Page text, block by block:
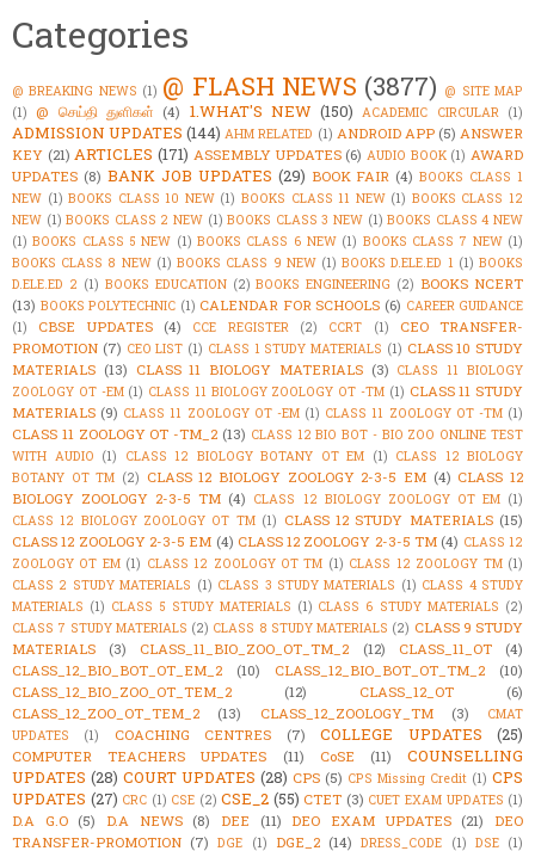
Categories
@ BREAKING NEWS (1) @ FLASH NEWS (3877) @ SITE MAP
(1) @ செய்தி துளிகள் (4) 1.WHAT'S NEW (150) ACADEMIC CIRCULAR (1)
ADMISSION UPDATES (144) AHM RELATED (1) ANDROID APP (5) ANSWER
KEY (21) ARTICLES (171) ASSEMBLY UPDATES (6) AUDIO BOOK (1) AWARD
UPDATES (8) BANK JOB UPDATES (29) BOOK FAIR (4) BOOKS CLASS 1
NEW (1) BOOKS CLASS 10 NEW (1) BOOKS CLASS 11 NEW (1) BOOKS CLASS 12
NEW (1) BOOKS CLASS 2 NEW (1) BOOKS CLASS 3 NEW (1) BOOKS CLASS 4 NEW
(1) BOOKS CLASS 5 NEW (1) BOOKS CLASS 6 NEW (1) BOOKS CLASS 7 NEW (1)
BOOKS CLASS 8 NEW (1) BOOKS CLASS 9 NEW (1) BOOKS D.ELE.ED 1 (1) BOOKS
D.ELE.ED 2 (1) BOOKS EDUCATION (2) BOOKS ENGINEERING (2) BOOKS NCERT
(13) BOOKS POLYTECHNIC (1) CALENDAR FOR SCHOOLS (6) CAREER GUIDANCE
(1)
CBSE UPDATES (4) CCE REGISTER (2) CCRT (1)
CEO TRANSFER-
PROMOTION (7) CEO LIST (1) CLASS 1 STUDY MATERIALS (1) CLASS 10 STUDY
MATERIALS (13) CLASS 11 BIOLOGY MATERIALS (3) CLASS 11 BIOLOGY
ZOOLOGY OT -EM (1) CLASS 11 BIOLOGY ZOOLOGY OT -TM (1) CLASS 11 STUDY
MATERIALS (9) CLASS 11 ZOOLOGY OT -EM (1) CLASS 11 ZOOLOGY OT -TM (1)
CLASS 11 ZOOLOGY OT -TM_2 (13) CLASS 12 BIO BOT - BIO ZOO ONLINE TEST
WITH AUDIO (1) CLASS 12 BIOLOGY BOTANY OT EM (1) CLASS 12 BIOLOGY
BOTANY OT TM (2) CLASS 12 BIOLOGY ZOOLOGY 2-3-5 EM (4) CLASS 12
BIOLOGY ZOOLOGY 2-3-5 TM (4) CLASS 12 BIOLOGY ZOOLOGY OT EM (1)
CLASS 12 BIOLOGY ZOOLOGY OT TM (1) CLASS 12 STUDY MATERIALS (15)
CLASS 12 ZOOLOGY 2-3-5 EM (4) CLASS 12 ZOOLOGY 2-3-5 TM (4) CLASS 12
ZOOLOGY OT EM (1) CLASS 12 ZOOLOGY OT TM (1) CLASS 12 ZOOLOGY TM (1)
CLASS 2 STUDY MATERIALS (1) CLASS 3 STUDY MATERIALS (1) CLASS 4 STUDY
MATERIALS (1) CLASS 5 STUDY MATERIALS (1) CLASS 6 STUDY MATERIALS (2)
CLASS 7 STUDY MATERIALS (2) CLASS 8 STUDY MATERIALS (2) CLASS 9 STUDY
MATERIALS
(3) CLASS_11_BIO_ZOO_OT_TM_2 (12) CLASS_11_OT
(4)
CLASS_12_BIO_BOT_OT_EM_2
(10) CLASS_12_BIO_BOT_OT_TM_2
(10)
CLASS_12_BIO_ZOO_OT_TEM_2
(12) CLASS_12_OT
(6)
CLASS_12_ZOO_OT_TEM_2
(13) CLASS_12_ZOOLOGY_TM (3)
CMAT
UPDATES
(1) COACHING CENTRES (7) COLLEGE UPDATES (25)
COMPUTER TEACHERS UPDATES (11) CoSE (11)
COUNSELLING
UPDATES (28) COURT UPDATES (28) CPS (5) CPS Missing Credit (1) CPS
UPDATES (27) CRC (1) CSE (2) CSE_2 (55) CTET (3) CUET EXAM UPDATES (1)
D.A G.O (5) D.A NEWS (8) DEE (11) DEO EXAM UPDATES (21)
DEO
TRANSFER-PROMOTION (7) DGE (1) DGE_2 (14) DRESS_CODE (1) DSE (1)